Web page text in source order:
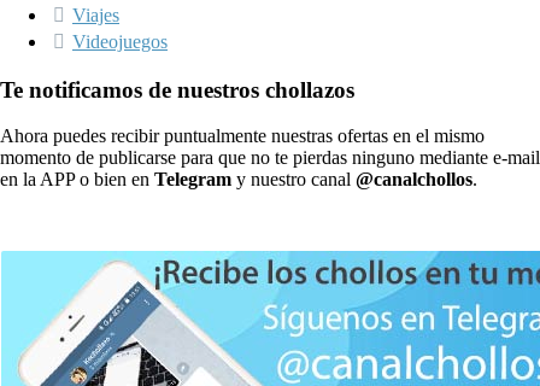
Viajes
Videojuegos
Te notificamos de nuestros chollazos
Ahora puedes recibir puntualmente nuestras ofertas en el mismo
momento de publicarse para que no te pierdas ninguno mediante e-mail
en la APP o bien en Telegram y nuestro canal @canalchollos.